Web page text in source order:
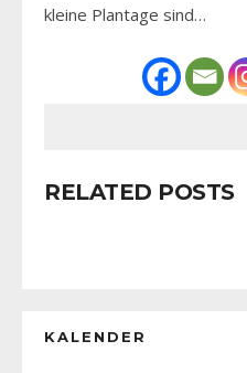
kleine Plantage sind…
RELATED POSTS
KALENDER